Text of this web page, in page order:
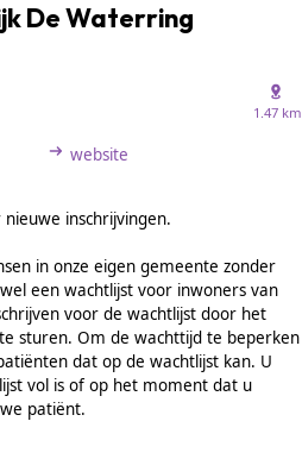
De Waterring
1.47 km
website
inschrijvingen.
in onze eigen gemeente zonder
een wachtlijst voor inwoners van
voor de wachtlijst door het
sturen. Om de wachttijd te beperken
dat op de wachtlijst kan. U
vol is of op het moment dat u
patiënt.